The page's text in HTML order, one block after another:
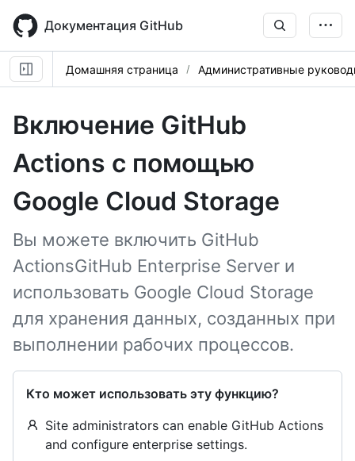
main
content
Документация GitHub
Домашняя страница Административные
Включение GitHub
Actions с помощью
Google Cloud Storage
Вы можете включить GitHub
ActionsGitHub Enterprise Server и
использовать Google Cloud Storage
для хранения данных, созданных при
выполнении рабочих процессов.
Кто может использовать эту функцию?
Site administrators can enable GitHub Actions
and configure enterprise settings.